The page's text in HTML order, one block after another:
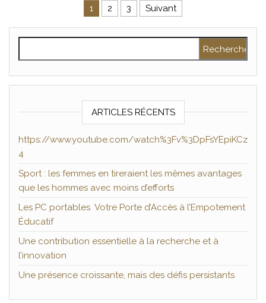
Pagination des publications
1 2 3 Suivant
ARTICLES RÉCENTS
https://www.youtube.com/watch%3Fv%3DpFsYEpiKCz
4
Sport : les femmes en tireraient les mêmes avantages
que les hommes avec moins d’efforts
Les PC portables Votre Porte d’Accès à l’Empotement
Éducatif
Une contribution essentielle à la recherche et à
l’innovation
Une présence croissante, mais des défis persistants